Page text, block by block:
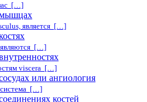
[…]
является […]
являются […]
viscera […]
или ангиология
система […]
костей